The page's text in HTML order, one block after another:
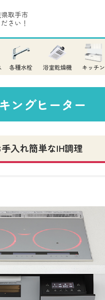
取手市
さい！
各種水栓 浴室乾燥機 キッチン
ングヒーター
入れ簡単なIH調理